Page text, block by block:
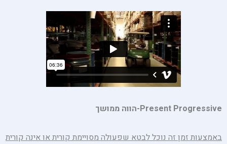
Present Progressive- הווה ממושך
באמצעות זמן זה נוכל לבטא שפעולה מסויימת קורית או אינה קורית